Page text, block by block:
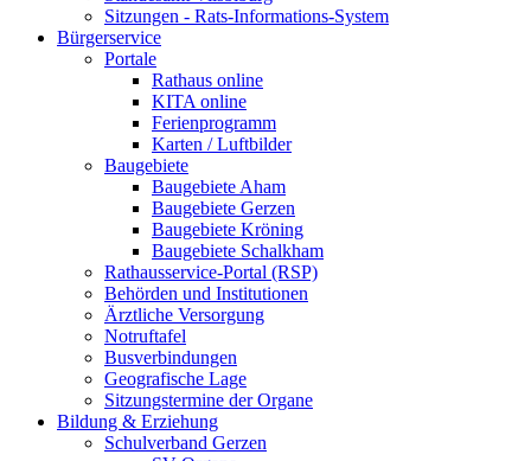
Sitzungen - Rats-Informations-System
Bürgerservice
Portale
Rathaus online
KITA online
Ferienprogramm
Karten / Luftbilder
Baugebiete
Baugebiete Aham
Baugebiete Gerzen
Baugebiete Kröning
Baugebiete Schalkham
Rathausservice-Portal (RSP)
Behörden und Institutionen
Ärztliche Versorgung
Notruftafel
Busverbindungen
Geografische Lage
Sitzungstermine der Organe
Bildung & Erziehung
Schulverband Gerzen